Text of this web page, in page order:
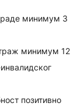
курса/
минимум 3
минимум 12
позитивно